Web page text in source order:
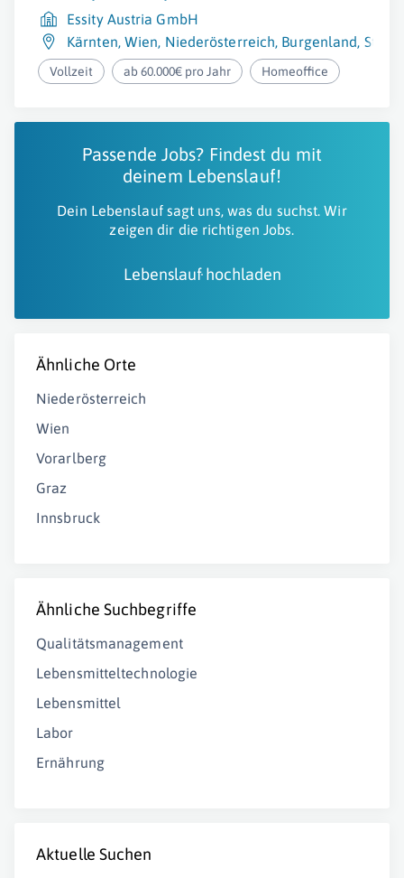
Essity Austria GmbH
Kärnten, Wien, Niederösterreich, Burgenland,
Vollzeit ab 60.000€ pro Jahr Homeoffice
Passende Jobs? Findest du mit
deinem Lebenslauf!
Dein Lebenslauf sagt uns, was du suchst. Wir
zeigen dir die richtigen Jobs.
Lebenslauf hochladen
Ähnliche Orte
Niederösterreich
Wien
Vorarlberg
Graz
Innsbruck
Ähnliche Suchbegriffe
Qualitätsmanagement
Lebensmitteltechnologie
Lebensmittel
Labor
Ernährung
Aktuelle Suchen